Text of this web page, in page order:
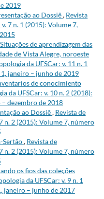
2019
ao Dossiê, Revista
7 n. 1 (2015): Volume 7,
Situações de aprendizagem das
de Vista Alegre, noroeste
da UFSCar: v. 11 n. 1
janeiro – junho de 2019
de conocimiento
da UFSCar: v. 10 n. 2 (2018):
dezembro de 2018
ao Dossiê, Revista de
n. 2 (2015): Volume 7, número
Sertão, Revista de
n. 2 (2015): Volume 7, número
os fios das coleções
da UFSCar: v. 9 n. 1
janeiro – junho de 2017